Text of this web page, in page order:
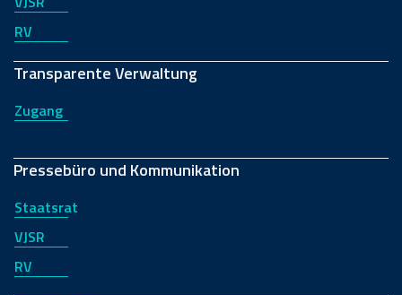
RV
Transparente Verwaltung
Zugang
Pressebüro und Kommunikation
Staatsrat
VJSR
RV